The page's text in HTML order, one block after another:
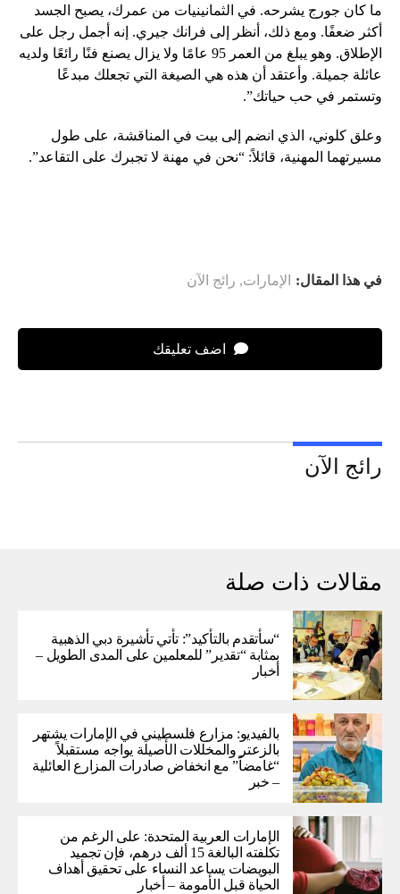
ما كان جورج يشرحه. في الثمانينيات من عمرك، يصبح الجسد
أكثر ضعفًا. ومع ذلك، أنظر إلى فرانك جيري. إنه أجمل رجل على
الإطلاق. وهو يبلغ من العمر 95 عامًا ولا يزال يصنع فنًا رائعًا ولديه
عائلة جميلة. وأعتقد أن هذه هي الصيغة التي تجعلك مبدعًا
وتستمر في حب حياتك”.
وعلق كلوني، الذي انضم إلى بيت في المناقشة، على طول
مسيرتهما المهنية، قائلاً: “نحن في مهنة لا تجبرك على التقاعد”.
في هذا المقال: الإمارات, رائج الآن
اضف تعليقك
رائج الآن
مقالات ذات صلة
“سأتقدم بالتأكيد”: تأتي تأشيرة دبي الذهبية
بمثابة “تقدير” للمعلمين على المدى الطويل –
أخبار
بالفيديو: مزارع فلسطيني في الإمارات يشتهر
بالزعتر والمخللات الأصيلة يواجه مستقبلاً
“غامضاً” ​​مع انخفاض صادرات المزارع العائلية
– خبر
الإمارات العربية المتحدة: على الرغم من
تكلفته البالغة 15 ألف درهم، فإن تجميد
البويضات يساعد النساء على تحقيق أهداف
الحياة قبل الأمومة – أخبار